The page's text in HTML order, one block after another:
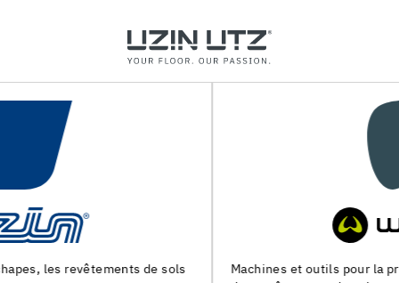
Machines et outils pour la preparation du support et la pose